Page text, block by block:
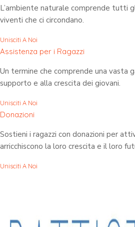
L’ambiente naturale comprende tutti
viventi che ci circondano.
Unisciti A Noi
Assistenza per i Ragazzi
Un termine che comprende una vasta
supporto e alla crescita dei giovani.
Unisciti A Noi
Donazioni
Sostieni i ragazzi con donazioni per
arricchiscono la loro crescita e il loro
Unisciti A Noi